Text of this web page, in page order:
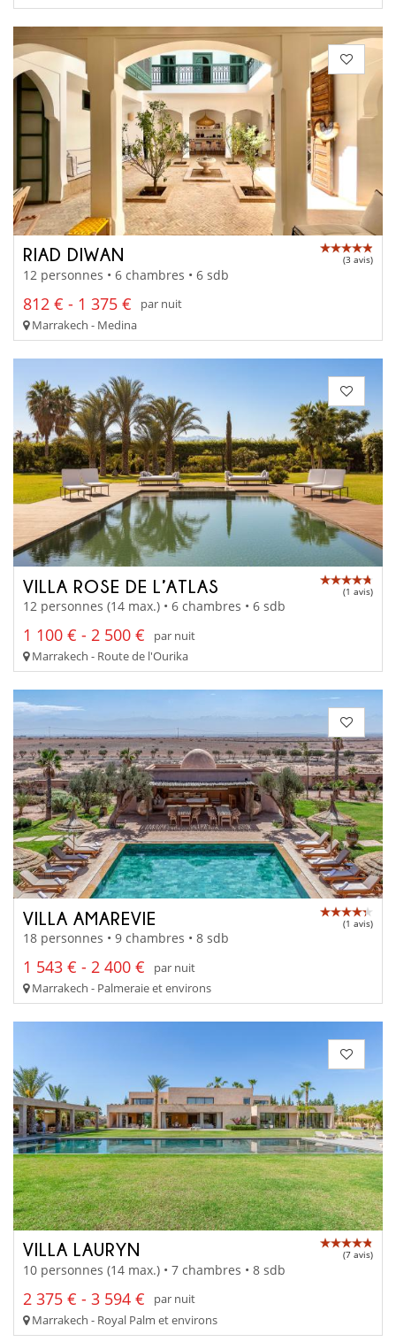
RIAD DIWAN (3 avis)
12 personnes • 6 chambres • 6 sdb
812 € - 1 375 €
par nuit
Marrakech - Medina
VILLA ROSE DE L’ATLAS (1 avis)
12 personnes (14 max.) • 6 chambres • 6 sdb
1 100 € - 2 500 €
par nuit
Marrakech - Route de l'Ourika
VILLA AMAREVIE (1 avis)
18 personnes • 9 chambres • 8 sdb
1 543 € - 2 400 €
par nuit
Marrakech - Palmeraie et environs
VILLA LAURYN (7 avis)
10 personnes (14 max.) • 7 chambres • 8 sdb
2 375 € - 3 594 €
par nuit
Marrakech - Royal Palm et environs